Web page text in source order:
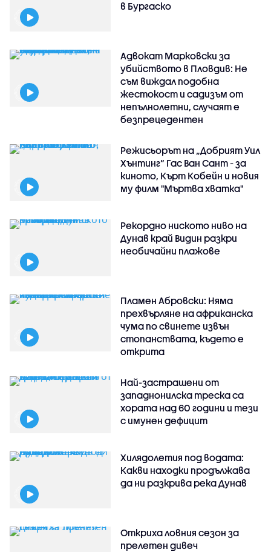
в Бургаско
Адвокат Марковски за
убийството в Пловдив: Не
съм виждал подобна
жестокост и садизъм от
непълнолетни, случаят е
безпрецедентен
Режисьорът на „Добрият Уил
Хънтинг“ Гас Ван Сант - за
киното, Кърт Кобейн и новия
му филм "Мъртва хватка"
Рекордно ниското ниво на
Дунав край Видин разкри
необичайни плажове
Пламен Абровски: Няма
прехвърляне на африканска
чума по свинете извън
стопанствата, където е
открита
Най-застрашени от
западнонилска треска са
хората над 60 години и тези
с имунен дефицит
Хилядолетия под водата:
Какви находки продължава
да ни разкрива река Дунав
Откриха ловния сезон за
прелетен дивеч